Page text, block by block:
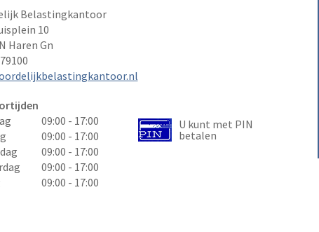
Belastingkantoor
10
Haren Gn
09:00 - 17:00
09:00 - 17:00
09:00 - 17:00
09:00 - 17:00
09:00 - 17:00
U kunt met PIN
betalen